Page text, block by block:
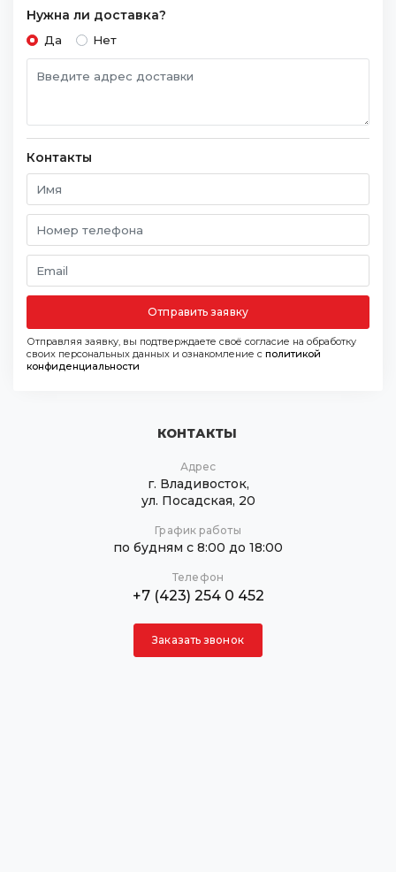
Нужна ли доставка?
Да Нет
Контакты
Отправить заявку
Отправляя заявку, вы подтверждаете своё согласие на обработку
своих персональных данных и ознакомление с политикой
конфиденциальности
КОНТАКТЫ
Адрес
г. Владивосток,
ул. Посадская, 20
График работы
по будням с 8:00 до 18:00
Телефон
+7 (423) 254 0 452
Заказать звонок